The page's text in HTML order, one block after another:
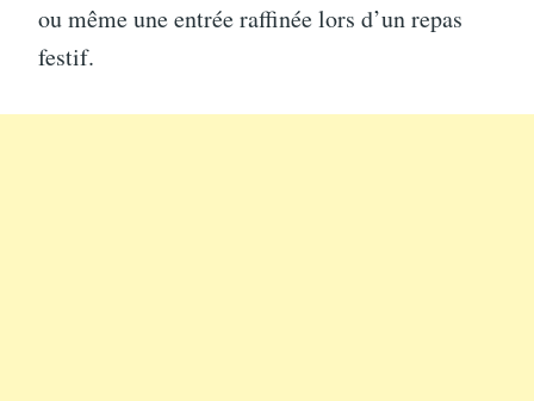
ou même une entrée raffinée lors d’un repas
festif.